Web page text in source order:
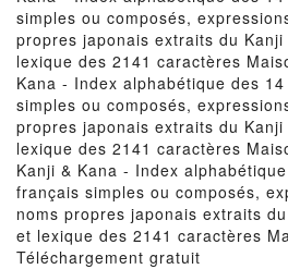
simples ou composés,
propres japonais extraits du
lexique des 2141 caractères
Kana - Index alphabétique des
simples ou composés,
propres japonais extraits du
lexique des 2141 caractères
Kanji & Kana - Index
français simples ou composés,
noms propres japonais extraits
et lexique des 2141 caractères
Téléchargement gratuit